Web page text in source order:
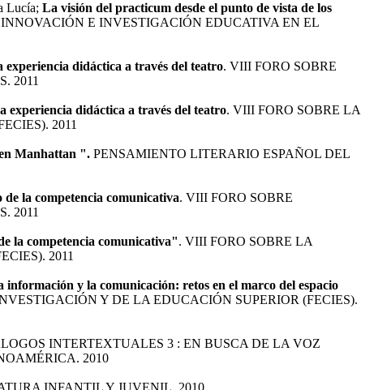
Lucía; La visión del practicum desde el punto de vista de los
E INVESTIGACIÓN EDUCATIVA EN EL
experiencia didáctica a través del teatro. VIII FORO SOBRE
2011
experiencia didáctica a través del teatro. VIII FORO SOBRE LA
2011
Manhattan ". PENSAMIENTO LITERARIO ESPAÑOL DEL
la competencia comunicativa. VIII FORO SOBRE
2011
la competencia comunicativa". VIII FORO SOBRE LA
2011
y la comunicación: retos en el marco del espacio
Y DE LA EDUCACIÓN SUPERIOR (FECIES).
INTERTEXTUALES 3 : EN BUSCA DE LA VOZ
2010
INFANTIL Y JUVENIL. 2010